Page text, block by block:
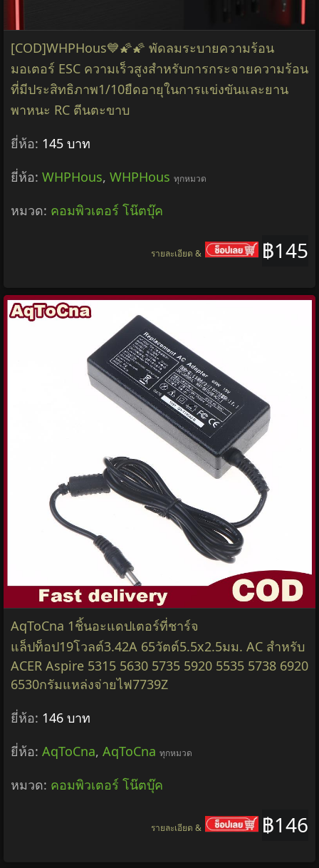
[COD]WHPHous💙🌠🌠 พัดลมระบายความร้อน
มอเตอร์ ESC ความเร็วสูงสำหรับการกระจายความร้อน
ที่มีประสิทธิภาพ1/10ยืดอายุในการแข่งขันและยาน
พาหนะ RC ตีนตะขาบ
ยี่ห้อ: 145 บาท
ยี่ห้อ: WHPHous, WHPHous ทุกหมวด
หมวด: คอมพิวเตอร์ โน๊ตบุ๊ค
฿145
รายละเอียด &
AqToCna 1ชิ้นอะแดปเตอร์ที่ชาร์จ
แล็ปท็อป19โวลต์3.42A 65วัตต์5.5x2.5มม. AC สำหรับ
ACER Aspire 5315 5630 5735 5920 5535 5738 6920
6530กรัมแหล่งจ่ายไฟ7739Z
ยี่ห้อ: 146 บาท
ยี่ห้อ: AqToCna, AqToCna ทุกหมวด
หมวด: คอมพิวเตอร์ โน๊ตบุ๊ค
฿146
รายละเอียด &